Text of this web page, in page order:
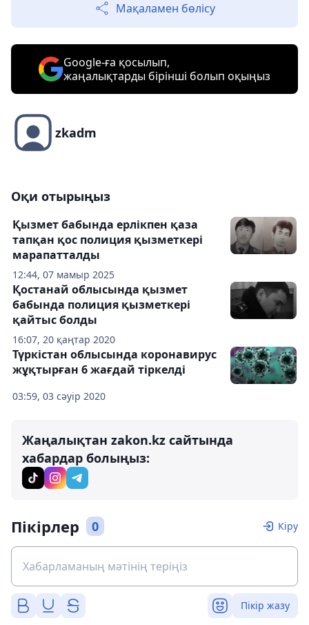
Мақаламен бөлісу
Google-ға қосылып,
жаңалықтарды бірінші болып оқыңыз
zkadm
Оқи отырыңыз
12:44, 07 мамыр 2025
Қызмет бабында ерлікпен қаза
тапқан қос полиция қызметкері
марапатталды
16:07, 20 қаңтар 2020
Қостанай облысында қызмет
бабында полиция қызметкері
қайтыс болды
03:59, 03 сәуір 2020
Түркістан облысында коронавирус
жұқтырған 6 жағдай тіркелді
Жаңалықтан zakon.kz сайтында
хабардар болыңыз:
Пікірлер 0 Кіру
Пікір жазу